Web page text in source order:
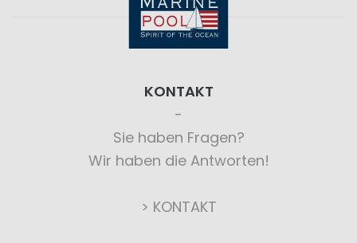
KONTAKT
Sie haben Fragen?
Wir haben die Antworten!
> KONTAKT